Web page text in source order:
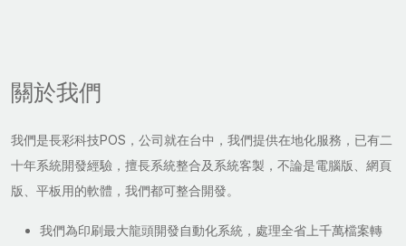
關於我們
我們是長彩科技POS，公司就在台中，我們提供在地化服務，已有二
十年系統開發經驗，擅長系統整合及系統客製，不論是電腦版、網頁
版、平板用的軟體，我們都可整合開發。
我們為印刷最大龍頭開發自動化系統，處理全省上千萬檔案轉